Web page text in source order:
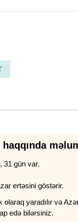
31 gün var.
ertəsini göstərir.
yaradılır və
edə bilərsiniz.